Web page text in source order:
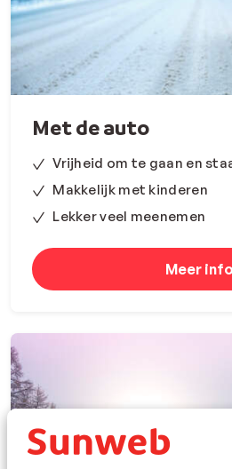
Met de auto
Vrijheid om te gaan en
Makkelijk met kinderen
Lekker veel meenemen
Meer info